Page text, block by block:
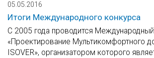
05.05.2016
Итоги Международного конкурса
С 2005 года проводится
«Проектирование Мультикомфортного
ISOVER», организатором которого